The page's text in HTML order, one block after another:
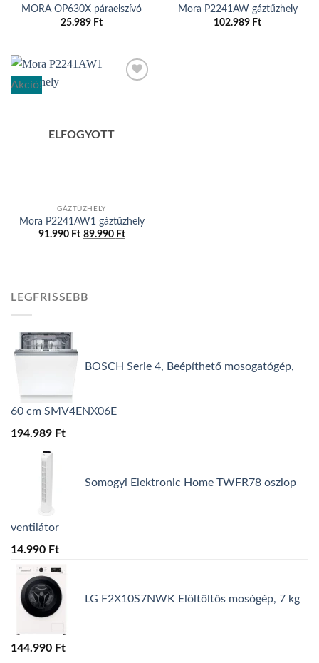
MORA OP630X páraelszívó
25.989 Ft
Mora P2241AW gáztűzhely
102.989 Ft
Akció!
ELFOGYOTT
GÁZTŰZHELY
Mora P2241AW1 gáztűzhely
91.990Ft Original
89.990 FtCurrent
LEGFRISSEBB
BOSCH Serie 4, Beépíthető mosogatógép,
60 cm SMV4ENX06E
194.989 Ft
Somogyi Elektronic Home TWFR78 oszlop
ventilátor
14.990 Ft
LG F2X10S7NWK Elöltöltős mosógép, 7 kg
144.990 Ft